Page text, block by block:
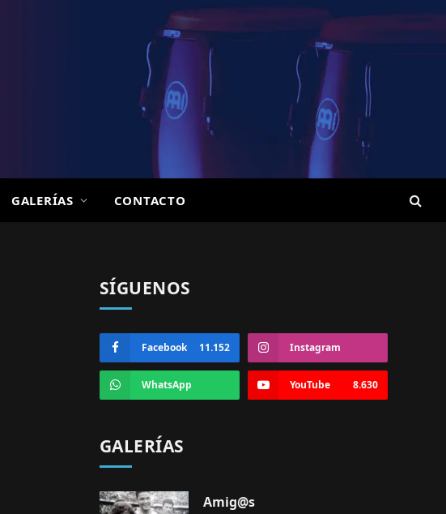
GALERÍAS CONTACTO
SÍGUENOS
Facebook 11.152 Instagram
WhatsApp YouTube 8.630
GALERÍAS
Amig@s